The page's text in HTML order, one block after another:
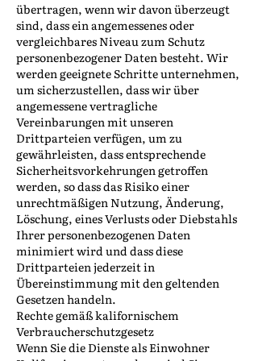
übertragen, wenn wir davon überzeugt
sind, dass ein angemessenes oder
vergleichbares Niveau zum Schutz
personenbezogener Daten besteht. Wir
werden geeignete Schritte unternehmen,
um sicherzustellen, dass wir über
angemessene vertragliche
Vereinbarungen mit unseren
Drittparteien verfügen, um zu
gewährleisten, dass entsprechende
Sicherheitsvorkehrungen getroffen
werden, so dass das Risiko einer
unrechtmäßigen Nutzung, Änderung,
Löschung, eines Verlusts oder Diebstahls
Ihrer personenbezogenen Daten
minimiert wird und dass diese
Drittparteien jederzeit in
Übereinstimmung mit den geltenden
Gesetzen handeln.
Rechte gemäß kalifornischem
Verbraucherschutzgesetz
Wenn Sie die Dienste als Einwohner